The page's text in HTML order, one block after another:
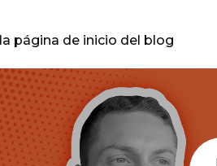
la página de inicio del blog